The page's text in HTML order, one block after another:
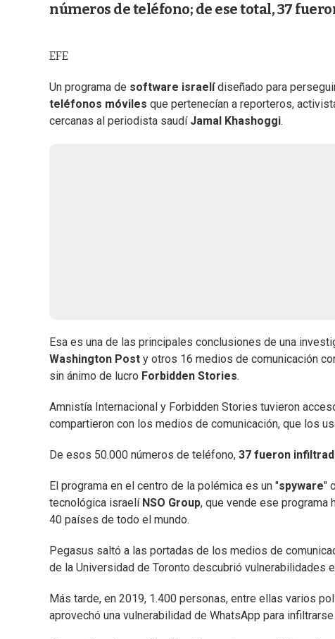
números de teléfono; de ese total, 37
EFE
Un programa de software israelídiseñado para
teléfonos móviles que pertenecían a reporteros,
cercanas al periodista saudí Jamal Khashoggi.
Esa es una de las principales conclusiones de una
Washington Post y otros 16 medios de comunicación
sin ánimo de lucro Forbidden Stories.
Amnistía Internacional y Forbidden Stories tuvieron
compartieron con los medios de comunicación, que los
De esos 50.000 números de teléfono, 37 fueron
El programa en el centro de la polémica es un "spyware"
tecnológica israelí NSO Group, que vende ese programa
40 países de todo el mundo.
Pegasus saltó a las portadas de los medios de
de la Universidad de Toronto descubrió vulnerabilidades
Más tarde, en 2019, 1.400 personas, entre ellas varios
aprovechó una vulnerabilidad de WhatsApp para